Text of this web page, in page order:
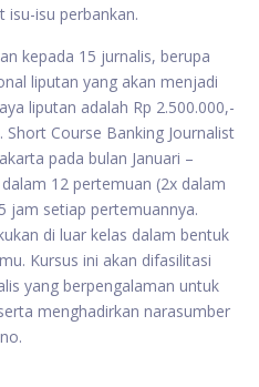
isu-isu perbankan.
kepada 15 jurnalis, berupa
liputan yang akan menjadi
liputan adalah Rp 2.500.000,-
Course Banking Journalist
pada bulan Januari –
12 pertemuan (2x dalam
jam setiap pertemuannya.
di luar kelas dalam bentuk
Kursus ini akan difasilitasi
yang berpengalaman untuk
menghadirkan narasumber